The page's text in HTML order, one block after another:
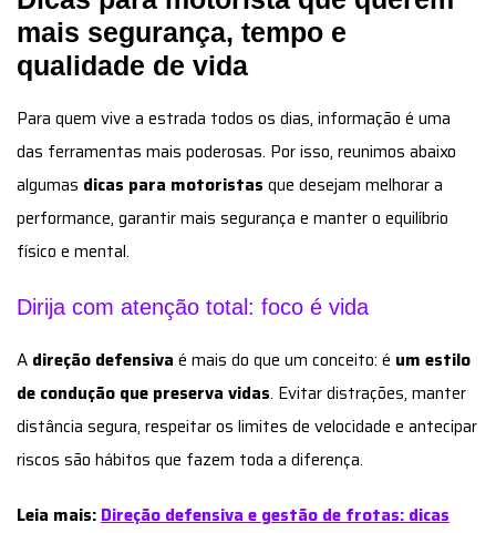
mais segurança, tempo e
qualidade de vida
Para quem vive a estrada todos os dias, informação é uma
das ferramentas mais poderosas. Por isso, reunimos abaixo
algumas dicas para motoristas que desejam melhorar a
performance, garantir mais segurança e manter o equilíbrio
físico e mental.
Dirija com atenção total: foco é vida
A direção defensiva é mais do que um conceito: é um estilo
de condução que preserva vidas. Evitar distrações, manter
distância segura, respeitar os limites de velocidade e antecipar
riscos são hábitos que fazem toda a diferença.
Leia mais: Direção defensiva e gestão de frotas: dicas